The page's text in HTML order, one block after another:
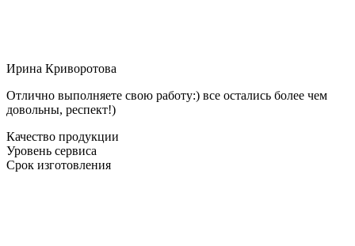
Ирина Криворотова
Отлично выполняете свою работу:) все остались более чем
довольны, респект!)
Качество продукции
Уровень сервиса
Срок изготовления